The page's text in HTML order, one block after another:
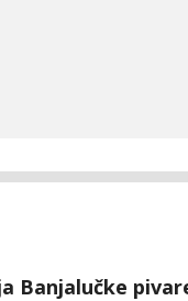
Banjalučke